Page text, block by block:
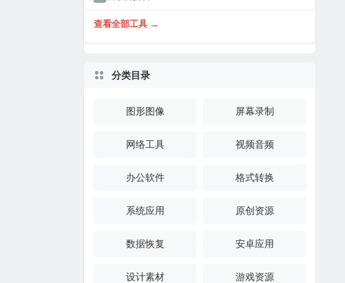
查看全部工具 →
分类目录
图形图像 屏幕录制
网络工具 视频音频
办公软件 格式转换
系统应用 原创资源
数据恢复 安卓应用
设计素材 游戏资源